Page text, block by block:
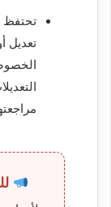
تحتفظ
تعديل